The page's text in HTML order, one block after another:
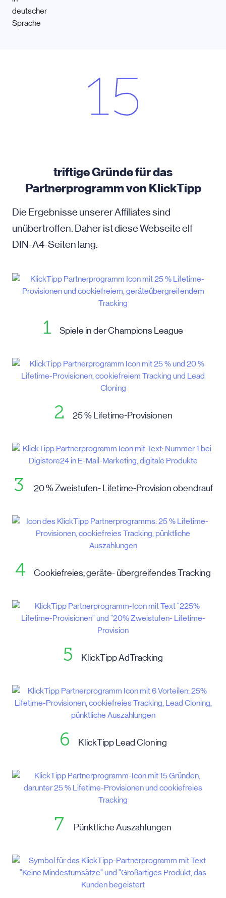
triftige Gründe für das
Partnerprogramm von KlickTipp
Die Ergebnisse unserer Affiliates sind
unübertroffen. Daher ist diese Webseite elf
DIN-A4-Seiten lang.
1 Spiele in der Champions League
2 25 % Lifetime-Provisionen
3 20 % Zweistufen- Lifetime-Provision obendrauf
4 Cookiefreies, geräte- übergreifendes Tracking
5 KlickTipp AdTracking
6 KlickTipp Lead Cloning
7 Pünktliche Auszahlungen